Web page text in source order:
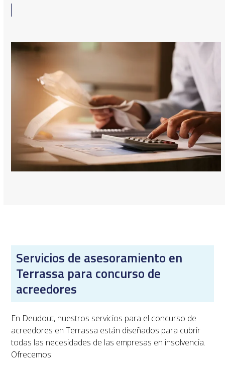
Servicios de asesoramiento en
Terrassa para concurso de
acreedores
En Deudout, nuestros servicios para el concurso de
acreedores enTerrassa están diseñados para cubrir
todas las necesidades de las empresas en insolvencia.
Ofrecemos: